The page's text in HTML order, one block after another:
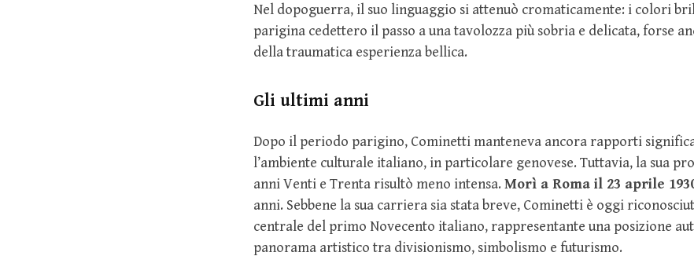
Nel dopoguerra, il suo linguaggio si attenuò cromaticamente: i colori
parigina cedettero il passo a una tavolozza più sobria e delicata, forse
della traumatica esperienza bellica.
Gli ultimi anni
Dopo il periodo parigino, Cominetti manteneva ancora rapporti
l’ambiente culturale italiano, in particolare genovese. Tuttavia, la sua
anni Venti e Trenta risultò meno intensa. Morì a Roma il 23 aprile
anni. Sebbene la sua carriera sia stata breve, Cominetti è oggi
centrale del primo Novecento italiano, rappresentante una posizione
panorama artistico tra divisionismo, simbolismo e futurismo.